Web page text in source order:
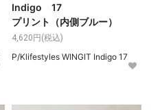
Indigo 17
プリント（内側ブルー）
4,620円(税込)
P/Klifestyles WINGIT Indigo 17